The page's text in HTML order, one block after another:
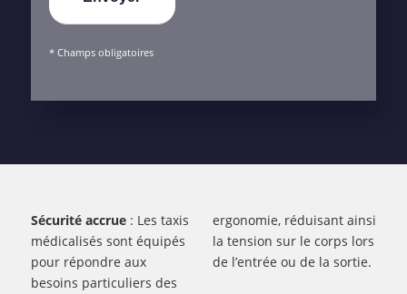
* Champs obligatoires
Sécurité accrue: Les taxis
médicalisés sont équipés
pour répondre aux
besoins particuliers des
ergonomie, réduisant ainsi
la tension sur le corps lors
de l’entrée ou de la sortie.